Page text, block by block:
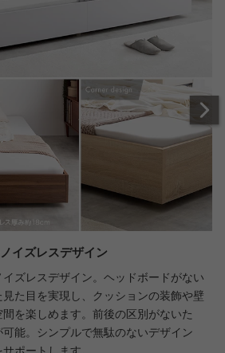
イズレスデザイン
ズレスデザイン。ヘッドボードがない
た目を実現し、クッションの装飾や壁
を楽しめます。前後の区別がないた
能。シンプルで無駄のないデザイン